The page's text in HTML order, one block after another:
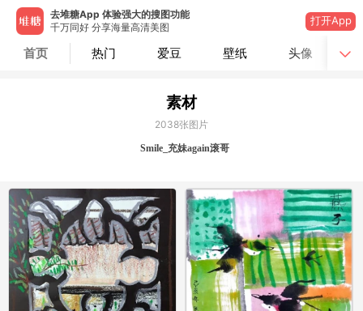
去堆糖App 体验强大的搜图功能
千万同好 分享海量高清美图
打开App
首页 热门 爱豆 壁纸 头像
素材
2038张图片
Smile_充妹again滚哥